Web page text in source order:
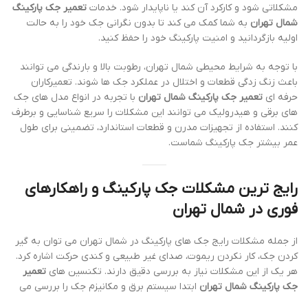
مشکلاتی شود و کارکرد آن کند یا ناپایدار شود. خدمات تعمیر جک پارکینگ
شمال تهران به شما کمک می کند تا بدون نگرانی جک خود را به حالت
اولیه بازگردانید و امنیت پارکینگ خود را حفظ کنید.
با توجه به شرایط محیطی شمال تهران، رطوبت بالا و بارندگی می توانند
باعث زنگ زدگی قطعات و اختلال در عملکرد جک ها شوند. تعمیرکاران
حرفه ای تعمیر جک پارکینگ شمال تهران با تجربه در انواع مدل های جک
های برقی و هیدرولیک می توانند این مشکلات را سریع شناسایی و برطرف
کنند. استفاده از تجهیزات مدرن و قطعات استاندارد، تضمینی برای طول
عمر بیشتر جک پارکینگ شماست.
رایج ترین مشکلات جک پارکینگ و راهکارهای
فوری در شمال تهران
از جمله مشکلات رایج جک های پارکینگ در شمال تهران می توان به گیر
کردن جک، کار نکردن ریموت، صدای غیر طبیعی و کندی حرکت اشاره کرد.
هر یک از این مشکلات نیاز به بررسی دقیق دارند. تکنسین های تعمیر
جک پارکینگ شمال تهران ابتدا سیستم برق و مکانیزم جک را بررسی می